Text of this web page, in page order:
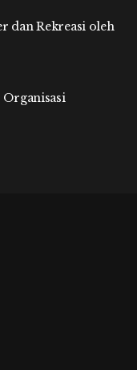
dan Rekreasi oleh
Organisasi